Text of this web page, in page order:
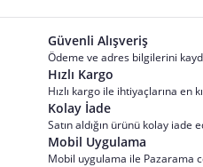
Güvenli Alışveriş
Ödeme ve adres bilgilerini
Hızlı Kargo
Hızlı kargo ile ihtiyaçlarına en
Kolay İade
Satın aldığın ürünü kolay iade
Mobil Uygulama
Mobil uygulama ile Pazarama